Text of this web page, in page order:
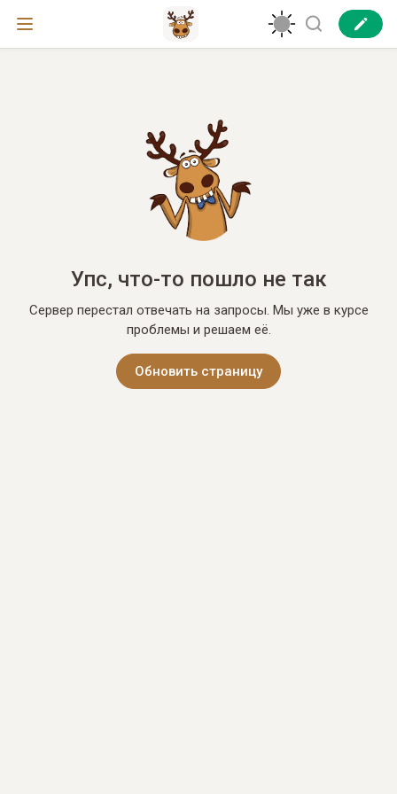
Упс, что-то пошло не так
Сервер перестал отвечать на запросы. Мы уже в курсе
проблемы и решаем её.
Обновить страницу